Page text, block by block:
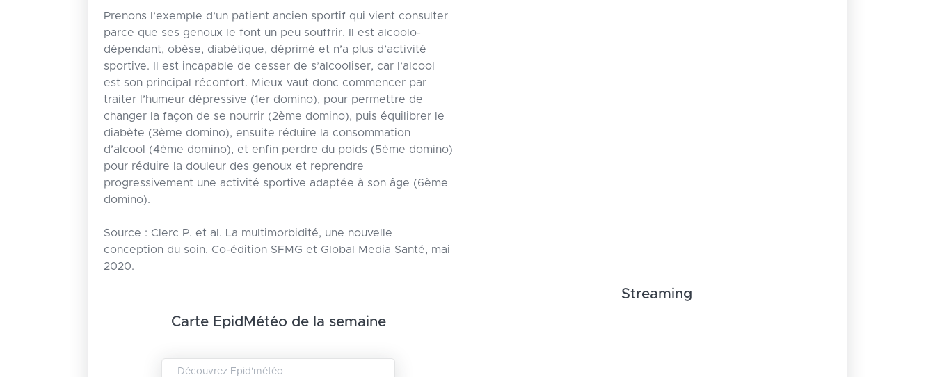
Prenons l’exemple d’un patient ancien sportif qui vient consulter
parce que ses genoux le font un peu souffrir. Il est alcoolo-
dépendant, obèse, diabétique, déprimé et n’a plus d’activité
sportive. Il est incapable de cesser de s’alcooliser, car l’alcool
est son principal réconfort. Mieux vaut donc commencer par
traiter l’humeur dépressive (1er domino), pour permettre de
changer la façon de se nourrir (2ème domino), puis équilibrer le
diabète (3ème domino), ensuite réduire la consommation
d’alcool (4ème domino), et enfin perdre du poids (5ème domino)
pour réduire la douleur des genoux et reprendre
progressivement une activité sportive adaptée à son âge (6ème
domino).
Source : Clerc P. et al. La multimorbidité, une nouvelle
conception du soin. Co-édition SFMG et Global Media Santé, mai
2020.
Carte EpidMétéo de la semaine
Découvrez Epid'météo
Streaming